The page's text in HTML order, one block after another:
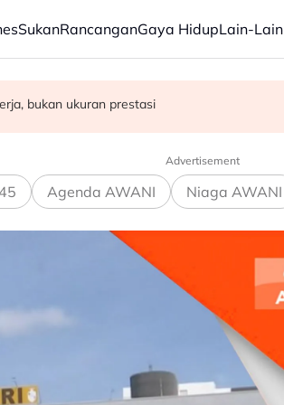
SukanRancanganGaya HidupLain-Lain
- Syed Ahmad Idid
kesihatan, infrastruktur awam di Gaza
bukan ukuran prestasi
Advertisement
Agenda AWANI Niaga AWANI